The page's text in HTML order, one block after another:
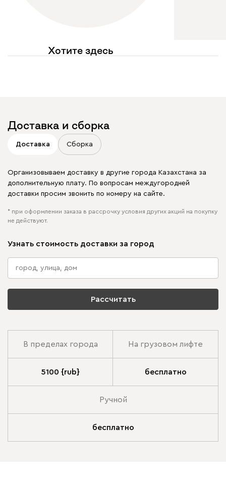
Хотите здесь
Доставка и сборка
Доставка Сборка
Организовываем доставку в другие города Казахстана за
дополнительную плату. По вопросам междугородней
доставки просим звонить по номеру на сайте.
* при оформлении заказа в рассрочку условия других акций на покупку
не действуют.
Узнать стоимость доставки за город
Рассчитать
В пределах города На грузовом лифте
5100 {rub} бесплатно
Ручной
бесплатно